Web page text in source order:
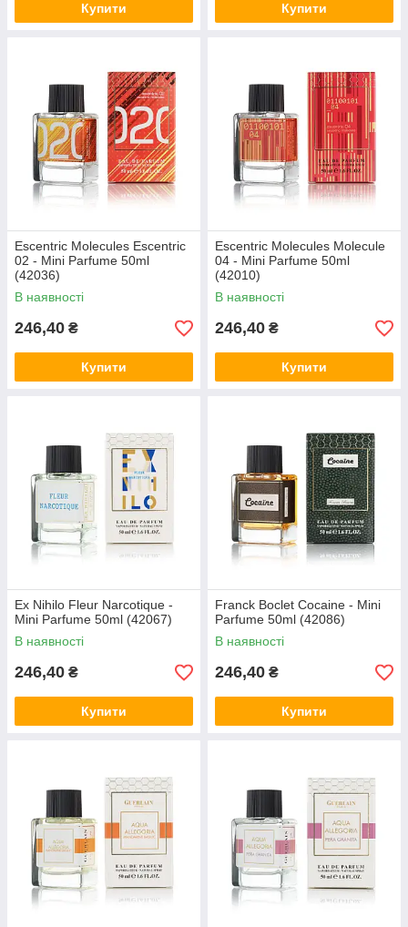
Купити Купити
Escentric Molecules Escentric
02 - Mini Parfume 50ml
(42036)
В наявності
246,40 ₴
Купити
Escentric Molecules Molecule
04 - Mini Parfume 50ml
(42010)
В наявності
246,40 ₴
Купити
Ex Nihilo Fleur Narcotique -
Mini Parfume 50ml (42067)
В наявності
246,40 ₴
Купити
Franck Boclet Cocaine - Mini
Parfume 50ml (42086)
В наявності
246,40 ₴
Купити